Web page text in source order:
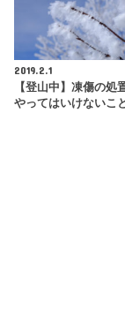
2019.2.1
【登山中】凍傷の処
やってはいけないこ